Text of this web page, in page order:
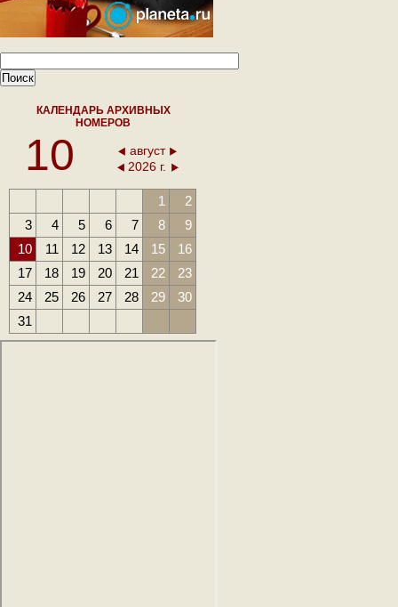
КАЛЕНДАРЬ АРХИВНЫХ
НОМЕРОВ
10
август
2026 г.
1
2
3
4 5 6 7 8
9
10
11 12 13 14 15
16
17
18 19 20 21 22
23
24
25 26 27 28 29
30
31